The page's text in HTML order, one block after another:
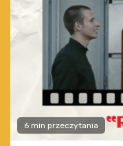
6 min przeczytania